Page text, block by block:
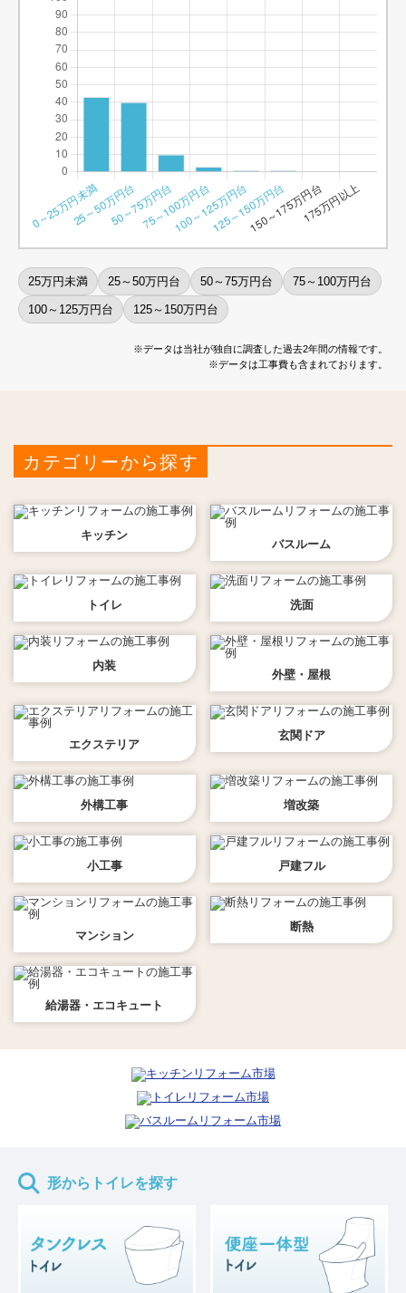
25万円未満 25～50万円台 50～75万円台 75～100万円台
100～125万円台 125～150万円台
※データは当社が独自に調査した過去2年間の情報です。
※データは工事費も含まれております。
カテゴリーから探す
キッチン
バスルーム
トイレ 洗面
内装
外壁・屋根
エクステリア
玄関ドア
外構工事 増改築
小工事 戸建フル
マンション
断熱
給湯器・エコキュート
形からトイレを探す